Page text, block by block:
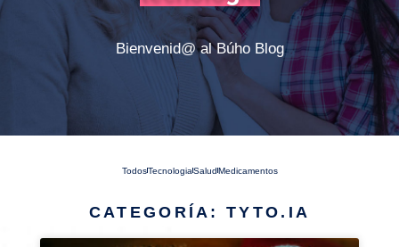
Bienvenid@ al Búho Blog
TodosTecnologiaSaludMedicamentos
CATEGORÍA: TYTO.IA